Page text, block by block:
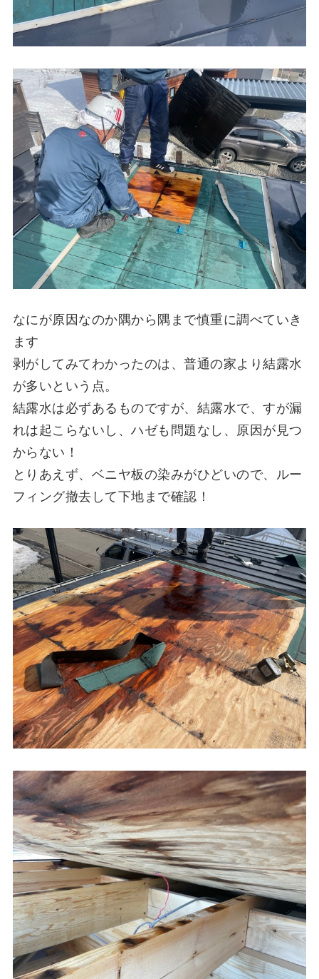
なにが原因なのか隅から隅まで慎重に調べていき
ます
剥がしてみてわかったのは、普通の家より結露水
が多いという点。
結露水は必ずあるものですが、結露水で、すが漏
れは起こらないし、ハゼも問題なし、原因が見つ
からない！
とりあえず、ベニヤ板の染みがひどいので、ルー
フィング撤去して下地まで確認！